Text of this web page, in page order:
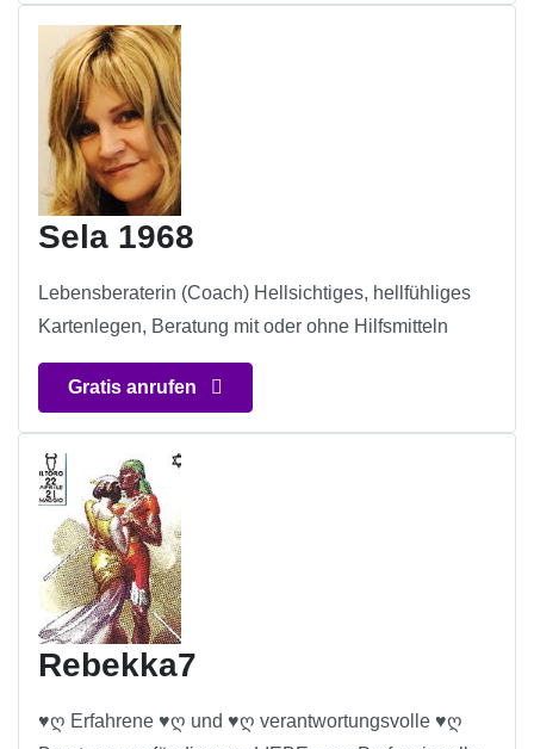
Sela 1968
Lebensberaterin (Coach) Hellsichtiges, hellfühliges
Kartenlegen, Beratung mit oder ohne Hilfsmitteln
Gratis anrufen
Rebekka7
♥ღ Erfahrene ♥ღ und ♥ღ verantwortungsvolle ♥ღ